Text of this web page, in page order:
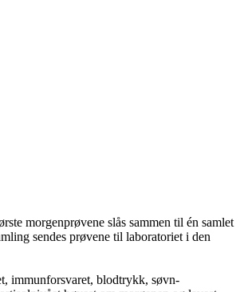
morgenprøvene slås sammen til én samlet
sendes prøvene til laboratoriet i den
immunforsvaret, blodtrykk, søvn-